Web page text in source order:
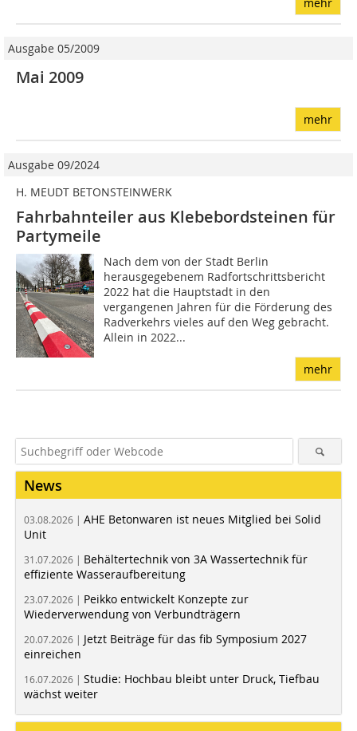
Ausgabe 05/2009
Mai 2009
mehr
Ausgabe 09/2024
H. MEUDT BETONSTEINWERK
Fahrbahnteiler aus Klebebordsteinen für
Partymeile
Nach dem von der Stadt Berlin
herausgegebenem Radfortschrittsbericht
2022 hat die Hauptstadt in den
vergangenen Jahren für die Förderung des
Radverkehrs vieles auf den Weg gebracht.
Allein in 2022...
mehr
News
03.08.2026 | AHE Betonwaren ist neues Mitglied bei Solid
Unit
31.07.2026 | Behältertechnik von 3A Wassertechnik für
effiziente Wasseraufbereitung
23.07.2026 | Peikko entwickelt Konzepte zur
Wiederverwendung von Verbundträgern
20.07.2026 | Jetzt Beiträge für das fib Symposium 2027
einreichen
16.07.2026 | Studie: Hochbau bleibt unter Druck, Tiefbau
wächst weiter